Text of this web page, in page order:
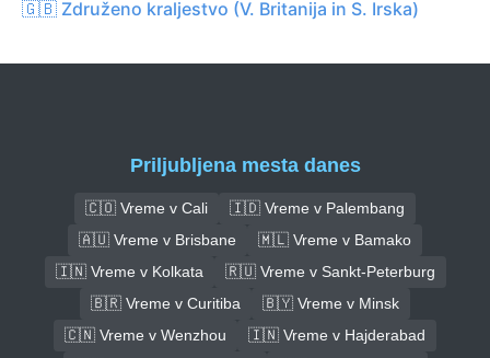
🇬🇧 Združeno kraljestvo (V. Britanija in S. Irska)
Priljubljena mesta danes
🇨🇴 Vreme v Cali
🇮🇩 Vreme v Palembang
🇦🇺 Vreme v Brisbane
🇲🇱 Vreme v Bamako
🇮🇳 Vreme v Kolkata
🇷🇺 Vreme v Sankt-Peterburg
🇧🇷 Vreme v Curitiba
🇧🇾 Vreme v Minsk
🇨🇳 Vreme v Wenzhou
🇮🇳 Vreme v Hajderabad